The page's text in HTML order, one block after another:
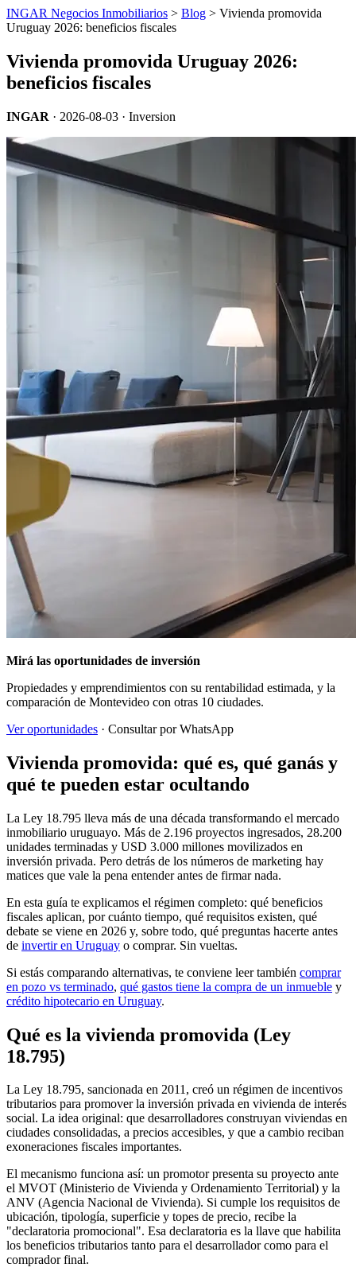
INGAR Negocios Inmobiliarios > Blog > Vivienda promovida
Uruguay 2026: beneficios fiscales
Vivienda promovida Uruguay 2026:
beneficios fiscales
INGAR · 2026-08-03 · Inversion
Mirá las oportunidades de inversión
Propiedades y emprendimientos con su rentabilidad estimada, y la
comparación de Montevideo con otras 10 ciudades.
Ver oportunidades · Consultar por WhatsApp
Vivienda promovida: qué es, qué ganás y
qué te pueden estar ocultando
La Ley 18.795 lleva más de una década transformando el mercado
inmobiliario uruguayo. Más de 2.196 proyectos ingresados, 28.200
unidades terminadas y USD 3.000 millones movilizados en
inversión privada. Pero detrás de los números de marketing hay
matices que vale la pena entender antes de firmar nada.
En esta guía te explicamos el régimen completo: qué beneficios
fiscales aplican, por cuánto tiempo, qué requisitos existen, qué
debate se viene en 2026 y, sobre todo, qué preguntas hacerte antes
de invertir en Uruguay o comprar. Sin vueltas.
Si estás comparando alternativas, te conviene leer también comprar
en pozo vs terminado, qué gastos tiene la compra de un inmueble y
crédito hipotecario en Uruguay.
Qué es la vivienda promovida (Ley
18.795)
La Ley 18.795, sancionada en 2011, creó un régimen de incentivos
tributarios para promover la inversión privada en vivienda de interés
social. La idea original: que desarrolladores construyan viviendas en
ciudades consolidadas, a precios accesibles, y que a cambio reciban
exoneraciones fiscales importantes.
El mecanismo funciona así: un promotor presenta su proyecto ante
el MVOT (Ministerio de Vivienda y Ordenamiento Territorial) y la
ANV (Agencia Nacional de Vivienda). Si cumple los requisitos de
ubicación, tipología, superficie y topes de precio, recibe la
"declaratoria promocional". Esa declaratoria es la llave que habilita
los beneficios tributarios tanto para el desarrollador como para el
comprador final.